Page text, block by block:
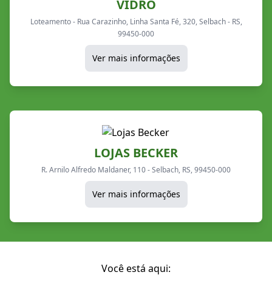
VIDRO
Loteamento - Rua Carazinho, Linha Santa Fé, 320, Selbach - RS,
99450-000
Ver mais informações
LOJAS BECKER
R. Arnilo Alfredo Maldaner, 110 - Selbach, RS, 99450-000
Ver mais informações
Você está aqui: